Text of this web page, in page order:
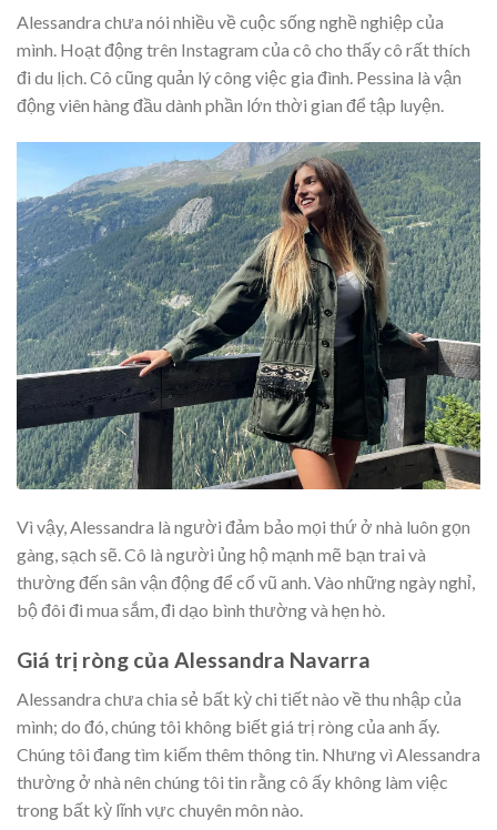
Alessandra chưa nói nhiều về cuộc sống nghề nghiệp của
mình. Hoạt động trên Instagram của cô cho thấy cô rất thích
đi du lịch. Cô cũng quản lý công việc gia đình. Pessina là vận
động viên hàng đầu dành phần lớn thời gian để tập luyện.
Vì vậy, Alessandra là người đảm bảo mọi thứ ở nhà luôn gọn
gàng, sạch sẽ. Cô là người ủng hộ mạnh mẽ bạn trai và
thường đến sân vận động để cổ vũ anh. Vào những ngày nghỉ,
bộ đôi đi mua sắm, đi dạo bình thường và hẹn hò.
Giá trị ròng của Alessandra Navarra
Alessandra chưa chia sẻ bất kỳ chi tiết nào về thu nhập của
mình; do đó, chúng tôi không biết giá trị ròng của anh ấy.
Chúng tôi đang tìm kiếm thêm thông tin. Nhưng vì Alessandra
thường ở nhà nên chúng tôi tin rằng cô ấy không làm việc
trong bất kỳ lĩnh vực chuyên môn nào.